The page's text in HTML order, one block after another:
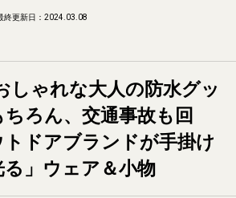
終更新日：2024.03.08
しゃれな大人の防水グッ
ろん、交通事故も回
ドアブランドが手掛け
る」ウェア＆小物